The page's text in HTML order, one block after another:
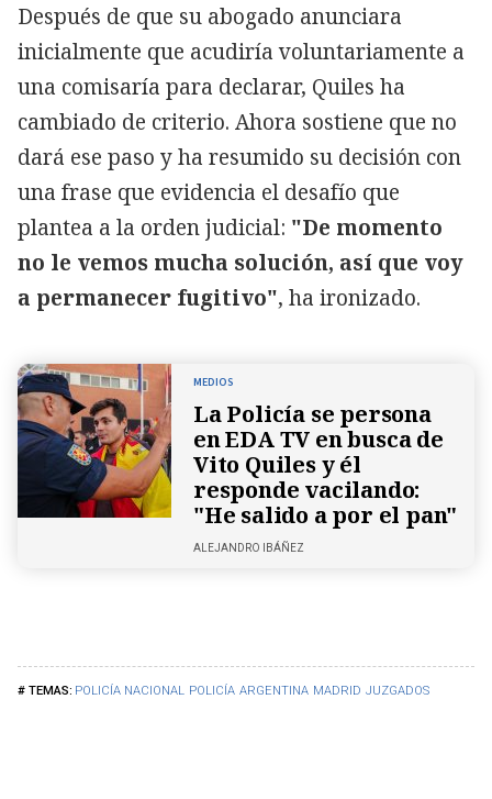
POLICÍA NACIONAL POLICÍA ARGENTINA MADRID JUZGADOS
Después de que su abogado anunciara
inicialmente que acudiría voluntariamente a
una comisaría para declarar, Quiles ha
cambiado de criterio. Ahora sostiene que no
dará ese paso y ha resumido su decisión con
una frase que evidencia el desafío que
plantea a la orden judicial: "De momento
no le vemos mucha solución, así que voy
a permanecer fugitivo", ha ironizado.
MEDIOS
La Policía se persona
en EDA TV en busca de
Vito Quiles y él
responde vacilando:
"He salido a por el pan"
ALEJANDRO IBÁÑEZ